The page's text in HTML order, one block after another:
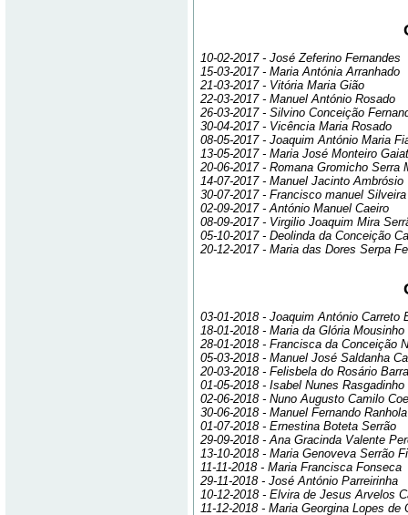
10-02-2017 - José Zeferino Fernandes
15-03-2017 - Maria Antónia Arranhado
21-03-2017 - Vitória Maria Gião
22-03-2017 - Manuel António Rosado
26-03-2017 - Silvino Conceição
30-04-2017 - Vicência Maria Rosado
08-05-2017 - Joaquim António Maria
13-05-2017 - Maria José Monteiro
20-06-2017 - Romana Gromicho Serra
14-07-2017 - Manuel Jacinto Ambrósio
30-07-2017 - Francisco manuel
02-09-2017 - António Manuel Caeiro
08-09-2017 - Virgilio Joaquim Mira
05-10-2017 - Deolinda da Conceição
20-12-2017 - Maria das Dores Serpa
03-01-2018 - Joaquim António Carreto
18-01-2018 - Maria da Glória Mousinho
28-01-2018 - Francisca da Conceição
05-03-2018 - Manuel José Saldanha
20-03-2018 - Felisbela do Rosário
01-05-2018 - Isabel Nunes Rasgadinho
02-06-2018 - Nuno Augusto Camilo
30-06-2018 - Manuel Fernando
01-07-2018 - Ernestina Boteta Serrão
29-09-2018 - Ana Gracinda Valente
13-10-2018 - Maria Genoveva Serrão
11-11-2018 - Maria Francisca Fonseca
29-11-2018 - José António Parreirinha
10-12-2018 - Elvira de Jesus Arvelos
11-12-2018 - Maria Georgina Lopes de